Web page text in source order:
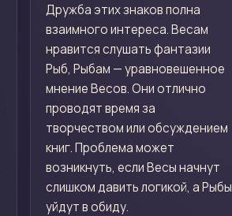
Дружба этих знаков полна
взаимного интереса. Весам
нравится слушать фантазии
Рыб, Рыбам — уравновешенное
мнение Весов. Они отлично
проводят время за
творчеством или обсуждением
книг. Проблема может
возникнуть, если Весы начнут
слишком давить логикой, а Рыбы
уйдут в обиду.